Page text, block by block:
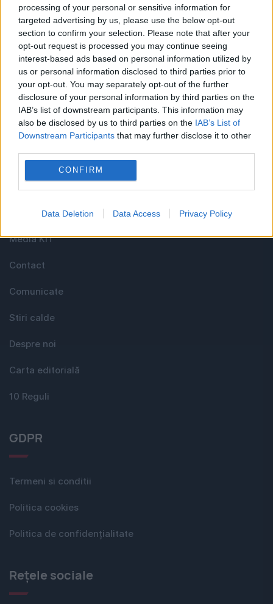
processing of your personal or sensitive information for
targeted advertising by us, please use the below opt-out
section to confirm your selection. Please note that after your
opt-out request is processed you may continue seeing
interest-based ads based on personal information utilized by
us or personal information disclosed to third parties prior to
your opt-out. You may separately opt-out of the further
disclosure of your personal information by third parties on the
IAB’s list of downstream participants. This information may
also be disclosed by us to third parties on the IAB’s List of
Downstream Participants that may further disclose it to other
CONFIRM
Data Deletion Data Access Privacy Policy
Cel mai bun portal de stiri!
Evenimentul Zilei este o publicație multimedia, dedicată
celor care apreciază știrile corecte, obiective și
relevante din toate domeniile de activitate
Linkuri utile
Utile
Media KIT
Contact
Comunicate
Stiri calde
Despre noi
Carta editorială
10 Reguli
GDPR
Termeni si conditii
Politica cookies
Politica de confidențialitate
Rețele sociale